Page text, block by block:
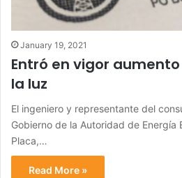
January 19, 2021
Entró en vigor
la luz
El ingeniero y representante del
Gobierno de la Autoridad de Energía
Placa,…
Read More »